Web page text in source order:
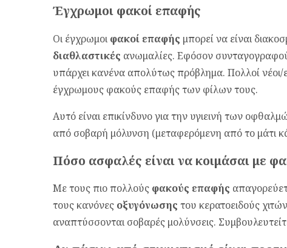
Έγχρωμοι φακοί επαφής
Οι έγχρωμοιφακοί επαφής μπορεί να είναι
διαθλαστικές ανωμαλίες. Εφόσον
υπάρχει κανένα απολύτως πρόβλημα. Πολλοί
έγχρωμους φακούς επαφής των φίλων τους.
Αυτό είναι επικίνδυνο για την υγιεινή των
από σοβαρή μόλυνση (μεταφερόμενη από το μάτι
Πόσο ασφαλές είναι να κοιμάσαι με
Με τους πιο πολλούς φακούς επαφής
τους κανόνες οξυγόνωσης του κερατοειδούς
αναπτύσσονται σοβαρές μολύνσεις.